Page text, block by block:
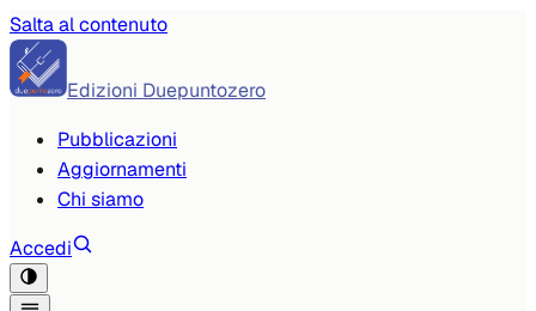
Salta al contenuto
Edizioni Duepuntozero
Pubblicazioni
Aggiornamenti
Chi siamo
Accedi